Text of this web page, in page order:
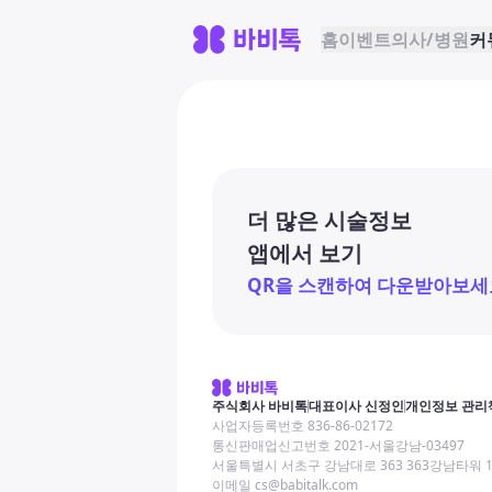
홈이벤트의사/병원커
더 많은 시술정보
앱에서 보기
QR을 스캔하여 다운받아보세
주식회사 바비톡대표이사 신정인개인정보 관리
사업자등록번호 836-86-02172
통신판매업신고번호 2021-서울강남-03497
서울특별시 서초구 강남대로 363 363강남타워
이메일 cs@babitalk.com